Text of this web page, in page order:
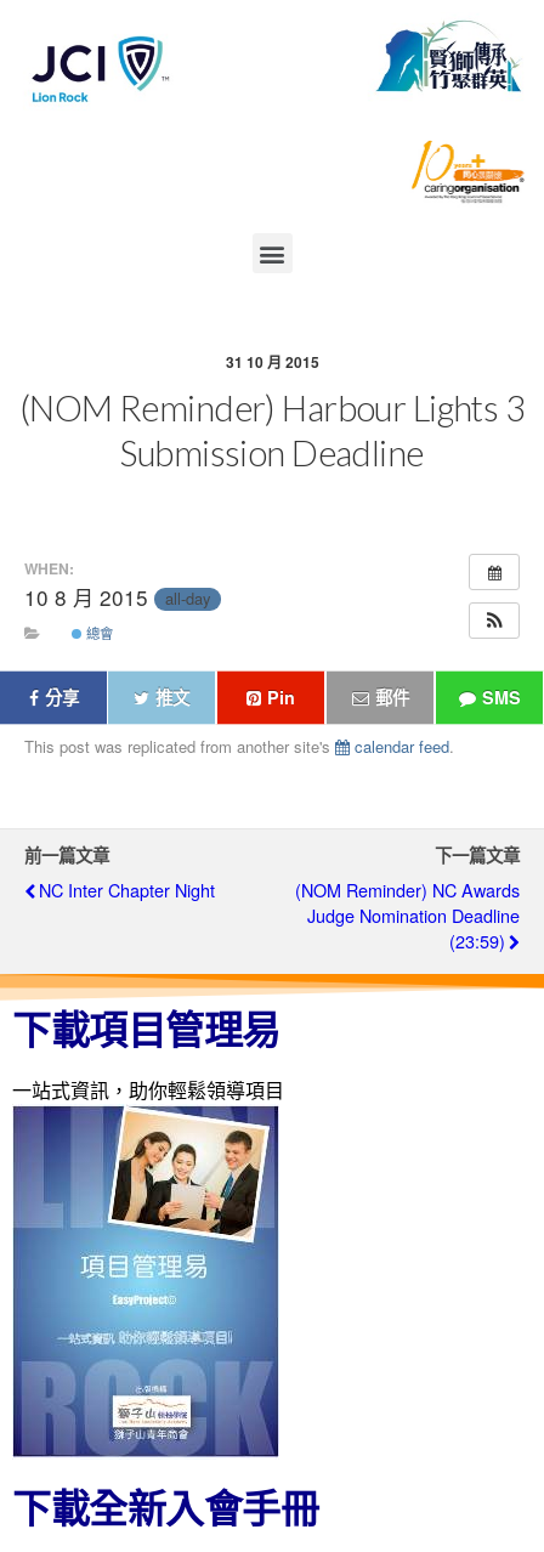
31 10 月 2015
(NOM Reminder) Harbour Lights 3
Submission Deadline
WHEN:
10 8 月 2015 all-day
總會
分享 推文 Pin 郵件 SMS
This post was replicated from another site's calendar feed.
前一篇文章
NC Inter Chapter Night
下一篇文章
(NOM Reminder) NC Awards
Judge Nomination Deadline
(23:59)
下載項目管理易
一站式資訊，助你輕鬆領導項目
下載全新入會手冊